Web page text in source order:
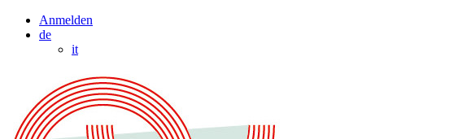
Anmelden
de
it